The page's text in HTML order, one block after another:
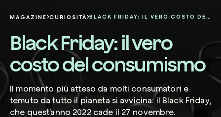
Richiedi consulenza
Carbon Project
Magazine
Glossario
Piattaforma
Ita
MAGAZINE CURIOSITÀ BLACK FRIDAY: IL VERO COSTO DEL CONSUMISMO
Black Friday: il vero
costo del consumismo
Il momento più atteso da molti consumatori e
temuto da tutto il pianeta si avvicina: il Black Friday,
che quest’anno 2022 cade il 27 novembre.
Una piattaforma per il tracciamento
dashboard dedicata per gestire e
l’impatto che hai generato.
della tua azienda.
consulenza personalizzata dal nostro
esperti.
Nome e Cognome*